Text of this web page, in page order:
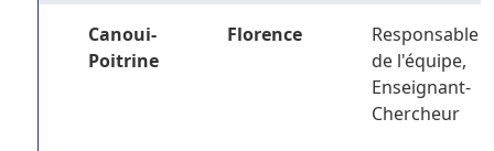
Canoui-
Poitrine
Florence
Responsable
de l'équipe,
Enseignant-
Chercheur